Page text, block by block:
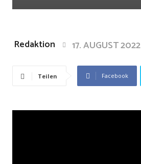
Redaktion 17. AUGUST 2022
Teilen Facebook